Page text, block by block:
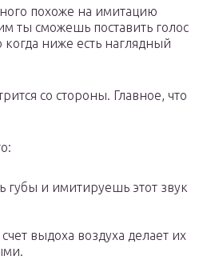
похоже на имитацию
ты сможешь поставить голос
ниже есть наглядный
со стороны. Главное, что
губы и имитируешь этот звук
выдоха воздуха делает их